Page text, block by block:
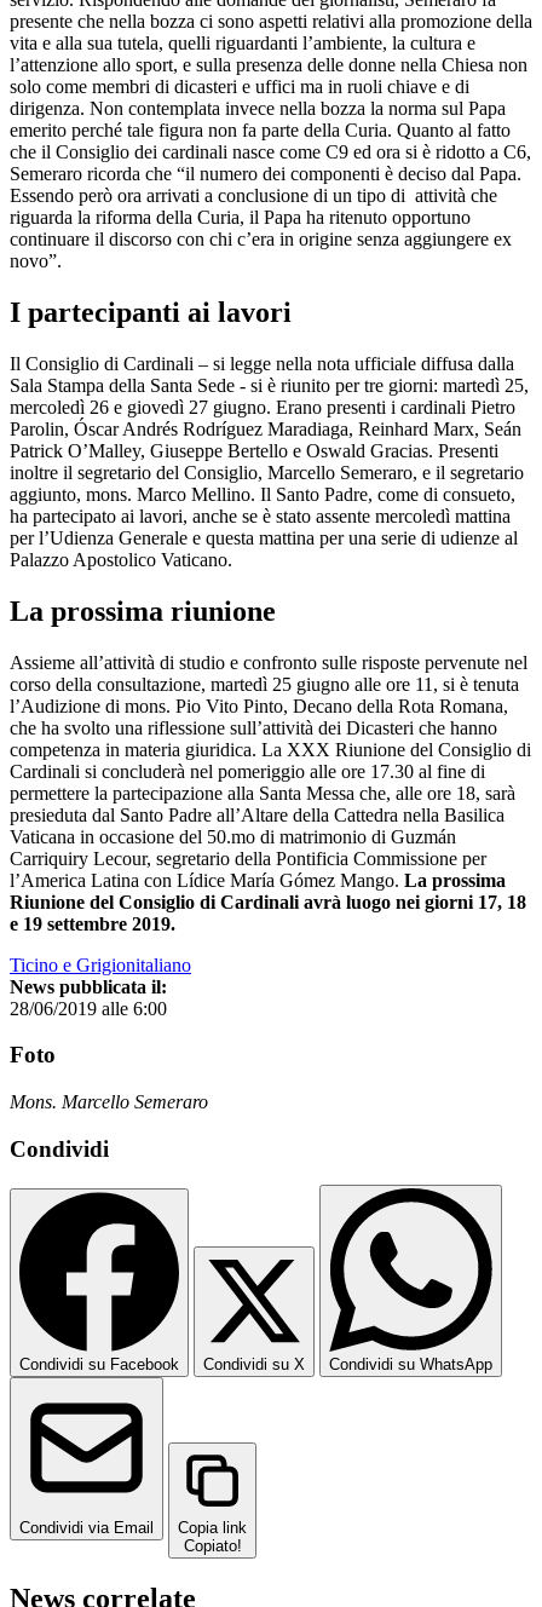
presente che nella bozza ci sono aspetti relativi alla promozione della
vita e alla sua tutela, quelli riguardanti l’ambiente, la cultura e
l’attenzione allo sport, e sulla presenza delle donne nella Chiesa non
solo come membri di dicasteri e uffici ma in ruoli chiave e di
dirigenza. Non contemplata invece nella bozza la norma sul Papa
emerito perché tale figura non fa parte della Curia. Quanto al fatto
che il Consiglio dei cardinali nasce come C9 ed ora si è ridotto a C6,
Semeraro ricorda che “il numero dei componenti è deciso dal Papa.
Essendo però ora arrivati a conclusione di un tipo di attività che
riguarda la riforma della Curia, il Papa ha ritenuto opportuno
continuare il discorso con chi c’era in origine senza aggiungere ex
novo”.
I partecipanti ai lavori
Il Consiglio di Cardinali – si legge nella nota ufficiale diffusa dalla
Sala Stampa della Santa Sede - si è riunito per tre giorni: martedì 25,
mercoledì 26 e giovedì 27 giugno. Erano presenti i cardinali Pietro
Parolin, Óscar Andrés Rodríguez Maradiaga, Reinhard Marx, Seán
Patrick O’Malley, Giuseppe Bertello e Oswald Gracias. Presenti
inoltre il segretario del Consiglio, Marcello Semeraro, e il segretario
aggiunto, mons. Marco Mellino. Il Santo Padre, come di consueto,
ha partecipato ai lavori, anche se è stato assente mercoledì mattina
per l’Udienza Generale e questa mattina per una serie di udienze al
Palazzo Apostolico Vaticano.
La prossima riunione
Assieme all’attività di studio e confronto sulle risposte pervenute nel
corso della consultazione, martedì 25 giugno alle ore 11, si è tenuta
l’Audizione di mons. Pio Vito Pinto, Decano della Rota Romana,
che ha svolto una riflessione sull’attività dei Dicasteri che hanno
competenza in materia giuridica. La XXX Riunione del Consiglio di
Cardinali si concluderà nel pomeriggio alle ore 17.30 al fine di
permettere la partecipazione alla Santa Messa che, alle ore 18, sarà
presieduta dal Santo Padre all’Altare della Cattedra nella Basilica
Vaticana in occasione del 50.mo di matrimonio di Guzmán
Carriquiry Lecour, segretario della Pontificia Commissione per
l’America Latina con Lídice María Gómez Mango. La prossima
Riunione del Consiglio di Cardinali avrà luogo nei giorni 17, 18
e 19 settembre 2019.
Ticino e Grigionitaliano
News pubblicata il:
28/06/2019 alle 6:00
Foto
Mons. Marcello Semeraro
Condividi
Condividi su Facebook Condividi su X Condividi su WhatsApp
Condividi via Email
Copia link
Copiato!
News correlate